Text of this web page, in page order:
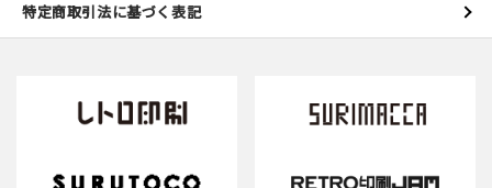
特定商取引法に基づく表記